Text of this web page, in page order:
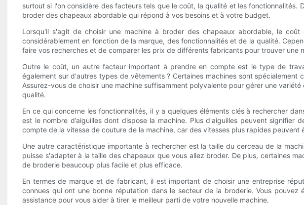
surtout si l'on considère des facteurs tels que le coût, la qualité et les
broder des chapeaux abordable qui répond à vos besoins et à votre budget.
Lorsqu'il s'agit de choisir une machine à broder des chapeaux abordable, le
considérablement en fonction de la marque, des fonctionnalités et de la qualité.
faire vos recherches et de comparer les prix de différents fabricants pour trouver une
Outre le coût, un autre facteur important à prendre en compte est le type de
également sur d'autres types de vêtements ? Certaines machines sont
Assurez-vous de choisir une machine suffisamment polyvalente pour gérer une
qualité.
En ce qui concerne les fonctionnalités, il y a quelques éléments clés à rechercher
est le nombre d’aiguilles dont dispose la machine. Plus d'aiguilles peuvent
compte de la vitesse de couture de la machine, car des vitesses plus rapides
Une autre caractéristique importante à rechercher est la taille du cerceau de la
puisse s'adapter à la taille des chapeaux que vous allez broder. De plus, certaines
de broderie beaucoup plus facile et plus efficace.
En termes de marque et de fabricant, il est important de choisir une entreprise
connues qui ont une bonne réputation dans le secteur de la broderie. Vous pouvez
assistance pour vous aider à tirer le meilleur parti de votre nouvelle machine.